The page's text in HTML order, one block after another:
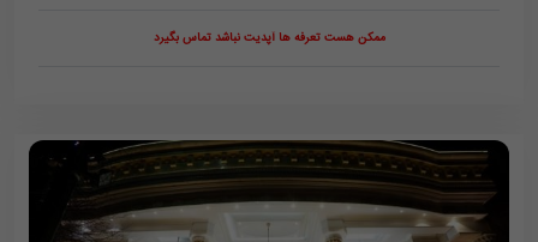
ممکن هست تعرفه ها آپدیت نباشد تماس بگیرد